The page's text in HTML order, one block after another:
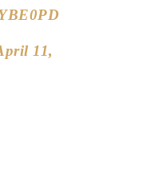
11,